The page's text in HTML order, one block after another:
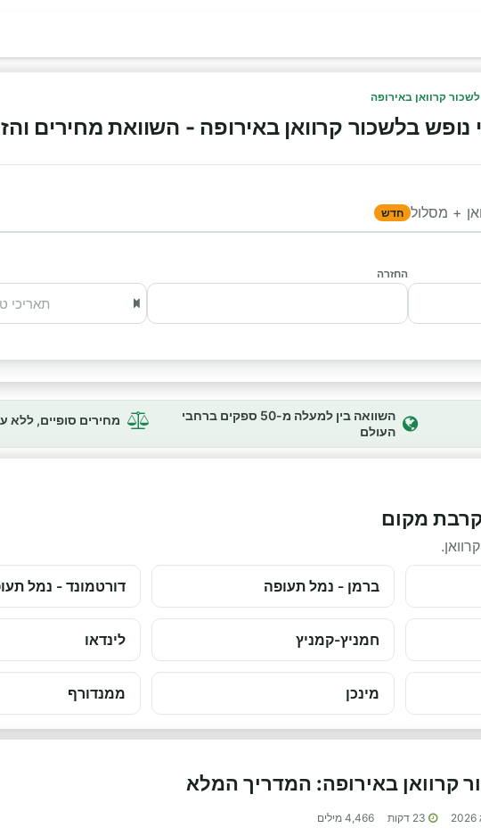
לשכור קרוואן באירופה
בלשכור קרוואן באירופה - השוואת מחירים והזמנה
+ מסלול חדש
החזרה
השוואה בין למעלה מ-50 ספקים ברחבי
העולם
מחירים סופיים, ללא
מקום
ברמן - נמל תעופה דורטמונד - נמל
חמניץ-קמניץ לינדאו
מינכן ממנדורף
קרוואן באירופה: המדריך המלא
23 דקות 4,466 מילים